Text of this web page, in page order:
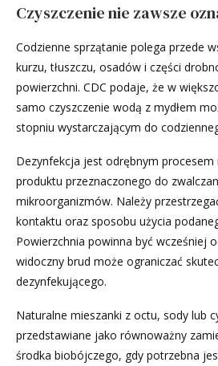
Czyszczenie nie zawsze
Codzienne sprzątanie polega przede
kurzu, tłuszczu, osadów i części
powierzchni. CDC podaje, że w
samo czyszczenie wodą z mydłem
stopniu wystarczającym do
Dezynfekcja jest odrębnym procesem
produktu przeznaczonego do
mikroorganizmów. Należy
kontaktu oraz sposobu użycia
Powierzchnia powinna być wcześniej
widoczny brud może ograniczać
dezynfekującego.
Naturalne mieszanki z octu, sody lub
przedstawiane jako równoważny
środka biobójczego, gdy potrzebna